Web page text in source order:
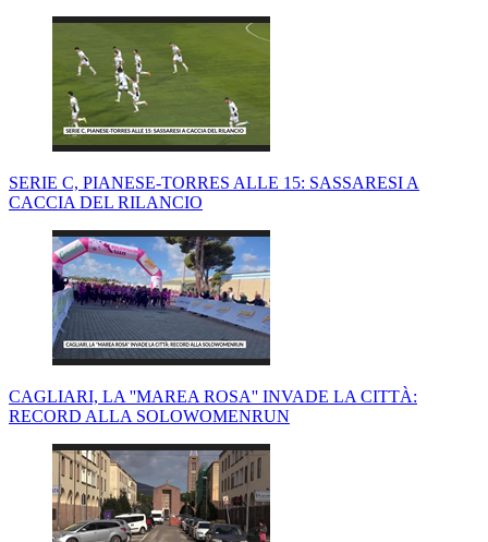
SERIE C, PIANESE-TORRES ALLE 15: SASSARESI A
CACCIA DEL RILANCIO
CAGLIARI, LA ''MAREA ROSA'' INVADE LA CITTÀ:
RECORD ALLA SOLOWOMENRUN